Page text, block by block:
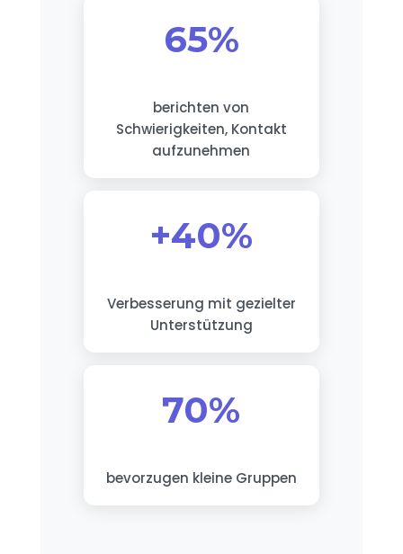
65%
berichten von
Schwierigkeiten, Kontakt
aufzunehmen
+40%
Verbesserung mit gezielter
Unterstützung
70%
bevorzugen kleine Gruppen